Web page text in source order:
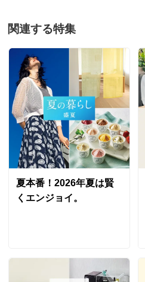
関連する特集
夏本番！2026年夏は賢
くエンジョイ。